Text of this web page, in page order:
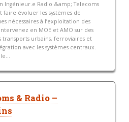
Ingénieur.e Radio &amp; Telecoms
évoluer les systèmes de
nécessaires à l’exploitation des
en MOE et AMO sur des
transports urbains, ferroviaires et
avec les systèmes centraux.
& Radio –